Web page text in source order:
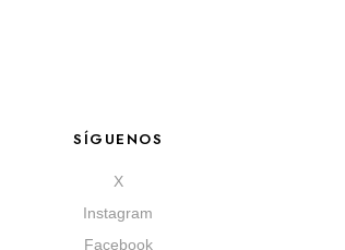
SÍGUENOS
X
Instagram
Facebook